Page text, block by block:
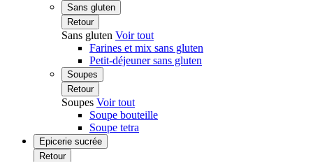
Sans gluten
Retour
Sans gluten Voir tout
Farines et mix sans gluten
Petit-déjeuner sans gluten
Soupes
Retour
Soupes Voir tout
Soupe bouteille
Soupe tetra
Epicerie sucrée
Retour